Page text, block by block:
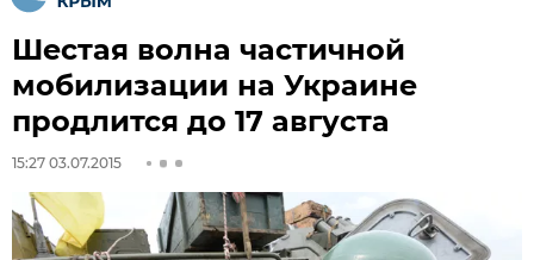
Шестая волна частичной
мобилизации на Украине
продлится до 17 августа
15:27 03.07.2015